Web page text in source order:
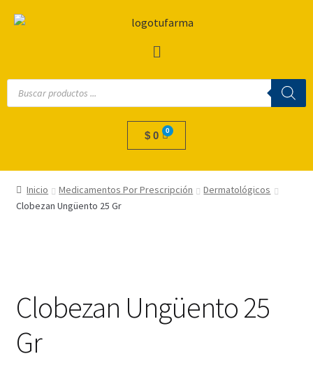
$ 0
Inicio Medicamentos Por Prescripción
Dermatológicos
Clobezan Ungüento 25 Gr
Clobezan Ungüento 25
Gr